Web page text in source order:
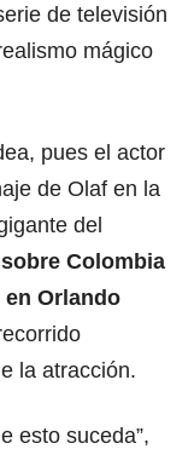
de televisión
mágico
pues el actor
de Olaf en la
del
Colombia
Orlando
la atracción.
esto suceda”,